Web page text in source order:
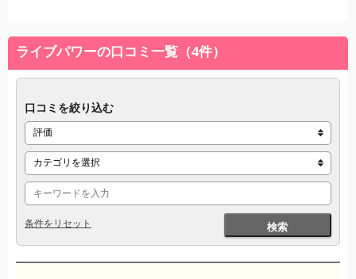
ライブパワーの口コミ一覧（4件）
口コミを絞り込む
検索
条件をリセット